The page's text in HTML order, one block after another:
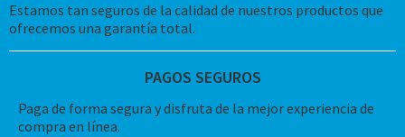
Estamos tan seguros de la calidad de nuestros productos que
ofrecemos una garantía total.
PAGOS SEGUROS
Paga de forma segura y disfruta de la mejor experiencia de
compra en línea.